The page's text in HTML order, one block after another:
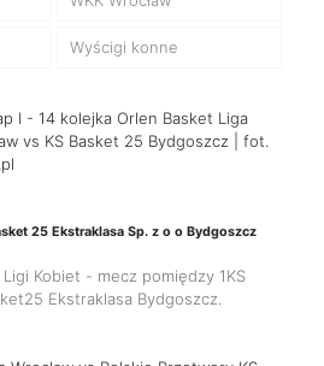
Wyścigi konne
25 Ekstraklasa Sp. z o o Bydgoszcz
Kobiet - mecz pomiędzy 1KS
Ekstraklasa Bydgoszcz.